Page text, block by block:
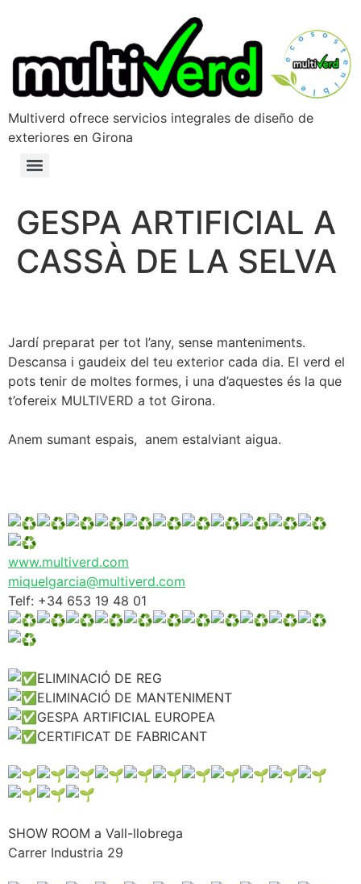
Multiverd ofrece servicios integrales de diseño de
exteriores en Girona
GESPA ARTIFICIAL A
CASSÀ DE LA SELVA
Jardí preparat per tot l’any, sense manteniments.
Descansa i gaudeix del teu exterior cada dia. El verd el
pots tenir de moltes formes, i una d’aquestes és la que
t’ofereix MULTIVERD a tot Girona.
Anem sumant espais, anem estalviant aigua.
www.multiverd.com
miquelgarcia@multiverd.com
Telf: +34 653 19 48 01
ELIMINACIÓ DE REG
ELIMINACIÓ DE MANTENIMENT
GESPA ARTIFICIAL EUROPEA
CERTIFICAT DE FABRICANT
SHOW ROOM a Vall-llobrega
Carrer Industria 29